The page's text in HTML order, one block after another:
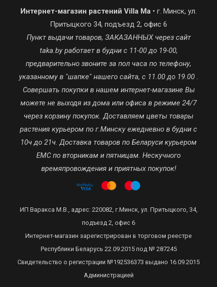
Интернет-магазин растений Villa Ma • г. Минск, ул.
Притыцкого 34, подъезд 2, офис 6
Пункт выдачи товаров, ЗАКАЗАННЫХ через сайт
taka.by работает в будни с 11-00 до 19-00,
предварительно звоните за пол часа по телефону,
указанному в "шапке" нашего сайта, с 11.00 до 19.00 .
Совершать покупки в нашем интернет-магазине Вы
можете не выходя из дома или офиса в режиме 24/7
через корзину покупок. Доставляем цветы товары
растения курьером по г.Минску ежедневно в будни с
10ч до 21ч. Доставка товаров по Беларуси курьером
ЕМС по вторникам и пятницам. Нескучного
времяпровождения и приятных покупок!
ИП Варакса М.В., адрес: 220082, г.Минск, ул. Притыцкого, 34,
подъезд 2, офис 6
Интернет-магазин зарегистрирован в торговом реестре
Республики Беларусь 22.09.2015 под № 287245
Свидетельство о регистрации №192536373 выдано 16.09.2015
Администрацией